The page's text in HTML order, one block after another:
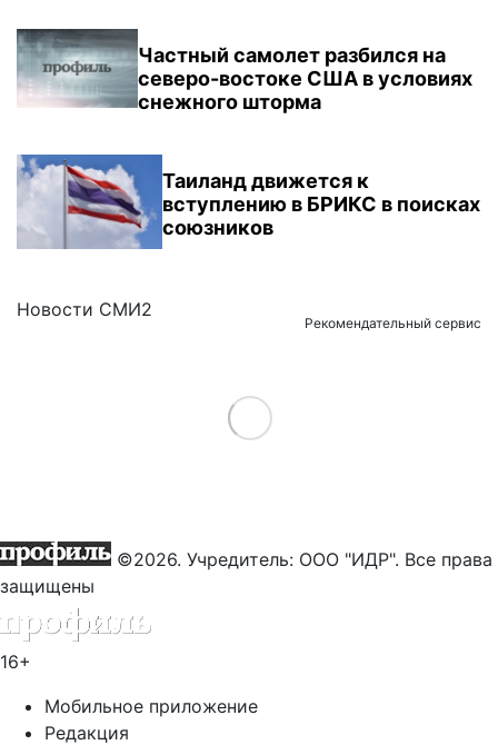
Частный самолет разбился на
северо-востоке США в условиях
снежного шторма
Таиланд движется к
вступлению в БРИКС в поисках
союзников
Новости СМИ2
Рекомендательный сервис
Load More
©2026. Учредитель: ООО "ИДР". Все права
защищены
16+
Мобильное приложение
Редакция